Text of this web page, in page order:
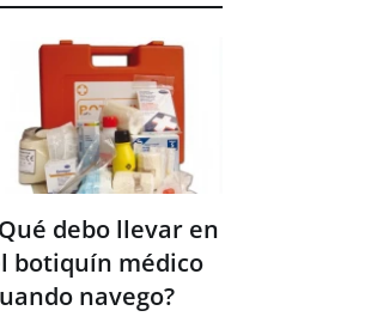
debo llevar en
botiquín médico
navego?